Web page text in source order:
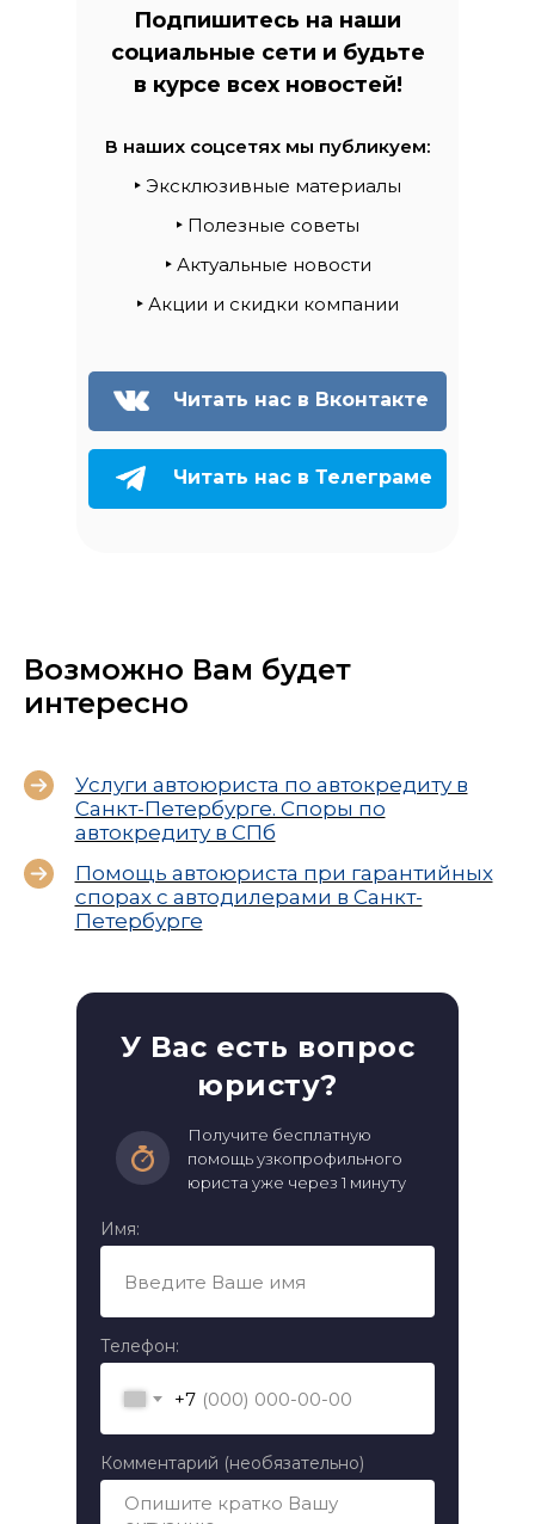
Подпишитесь на наши
социальные сети и будьте
в курсе всех новостей!
‣ Акции и скидки компании
‣ Актуальные новости
‣ Полезные советы
‣ Эксклюзивные материалы
В наших соцсетях мы публикуем:
Читать нас в Вконтакте
Читать нас в Телеграме
Возможно Вам будет
интересно
Услуги автоюриста по автокредиту в
Санкт-Петербурге. Споры по
автокредиту в СПб
Помощь автоюриста при гарантийных
спорах с автодилерами в Санкт-
Петербурге
У Вас есть вопрос
юристу?
Получите бесплатную
помощь узкопрофильного
юриста уже через 1 минуту
Имя:
Телефон:
+7
Комментарий (необязательно)